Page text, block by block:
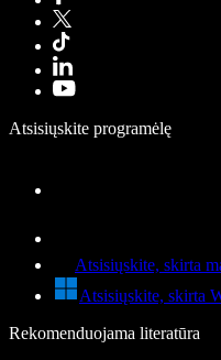
Atsisiųskite programėlę
Atsisiųskite, skirta
Atsisiųskite, skirta
Rekomenduojama literatūra